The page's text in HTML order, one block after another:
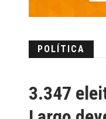
POLÍTICA
3.347